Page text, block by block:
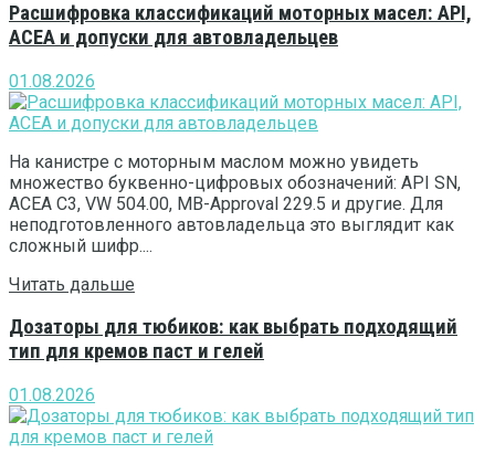
Расшифровка классификаций моторных масел: API,
ACEA и допуски для автовладельцев
01.08.2026
На канистре с моторным маслом можно увидеть
множество буквенно-цифровых обозначений: API SN,
ACEA C3, VW 504.00, MB-Approval 229.5 и другие. Для
неподготовленного автовладельца это выглядит как
сложный шифр....
Читать дальше
Дозаторы для тюбиков: как выбрать подходящий
тип для кремов паст и гелей
01.08.2026